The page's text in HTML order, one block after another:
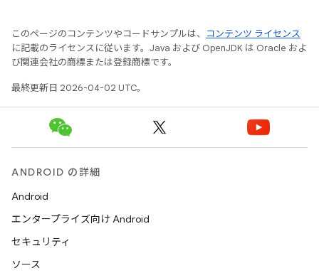
このページのコンテンツやコードサンプルは、
コンテンツ ライセンス
に記載のライセンスに従います。Java および OpenJDK は Oracle およ
び関連会社の商標または登録商標です。
最終更新日 2026-04-02 UTC。
ANDROID の詳細
Android
エンタープライズ向け Android
セキュリティ
ソース